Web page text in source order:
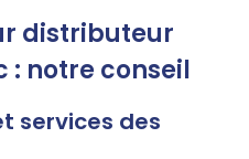
distributeur
: notre conseil
services des